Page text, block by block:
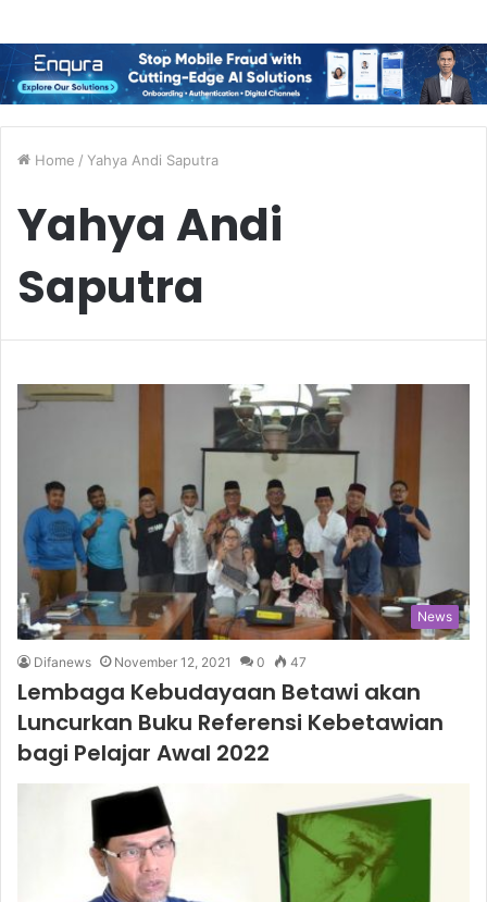
Home / Yahya Andi Saputra
Yahya Andi
Saputra
News
Difanews November 12, 2021 0 47
Lembaga Kebudayaan Betawi akan
Luncurkan Buku Referensi Kebetawian
bagi Pelajar Awal 2022